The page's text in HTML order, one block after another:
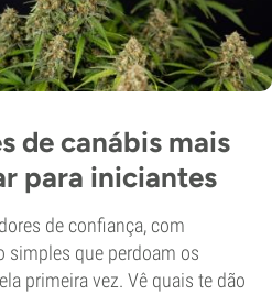
de canábis mais
para iniciantes
de confiança, com
simples que perdoam os
primeira vez. Vê quais te dão